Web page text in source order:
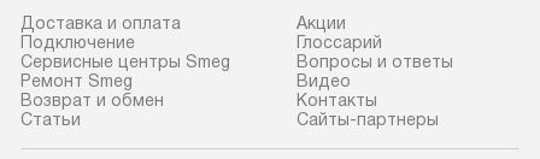
упакованный товар до подъезда.
Если вам необходимо доставить
покупку до двери вашей квартиры
или места установки, пожалуйста,
отдельных
Доставка и оплата
Подключение
Сервисные центры Smeg
Ремонт Smeg
Возврат и обмен
Статьи
Акции
Глоссарий
Вопросы и ответы
Видео
Контакты
Сайты-партнеры